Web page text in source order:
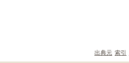
出典元 索引